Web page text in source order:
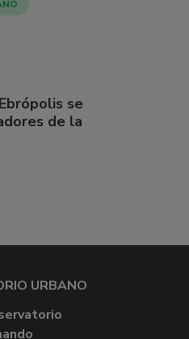
se
de la
URBANO